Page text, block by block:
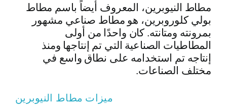
مطاط النيوبرين، المعروف أيضاً باسم مطاط
بولي كلوروبرين، هو مطاط صناعي مشهور
بمرونته ومتانته. كان واحدًا من أولى
المطاطيات الصناعية التي تم إنتاجها ومنذ
إنتاجه تم استخدامه على نطاق واسع في
مختلف الصناعات.
ميزات مطاط النيوبرين